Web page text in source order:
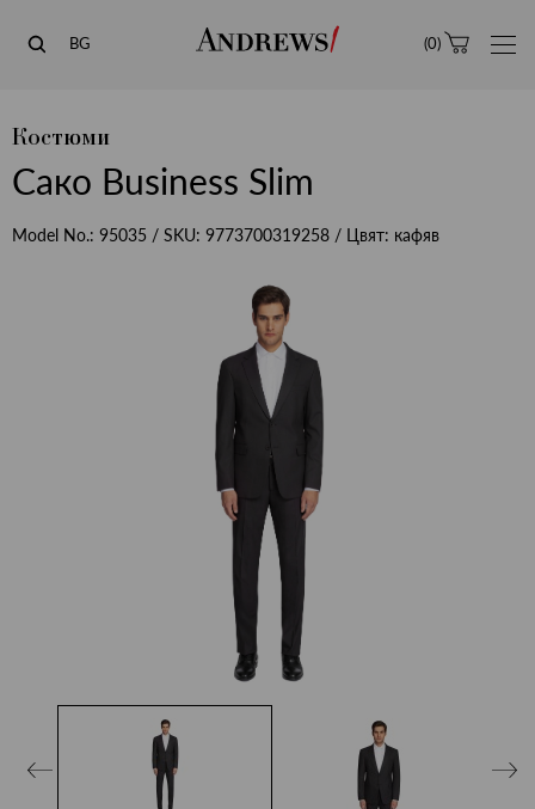
Andrews
BG (0)
Костюми
Сако Business Slim
Model No.: 95035 / SKU: 9773700319258 / Цвят: кафяв